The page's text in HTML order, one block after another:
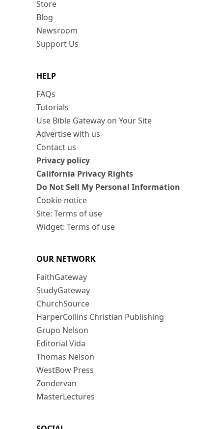
Store
Blog
Newsroom
Support Us
HELP
FAQs
Tutorials
Use Bible Gateway on Your Site
Advertise with us
Contact us
Privacy policy
California Privacy Rights
Do Not Sell My Personal Information
Cookie notice
Site: Terms of use
Widget: Terms of use
OUR NETWORK
FaithGateway
StudyGateway
ChurchSource
HarperCollins Christian Publishing
Grupo Nelson
Editorial Vida
Thomas Nelson
WestBow Press
Zondervan
MasterLectures